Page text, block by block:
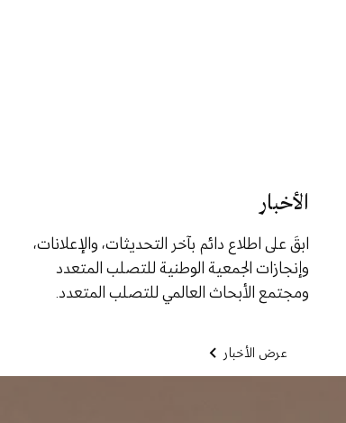
الأخبار
ابقَ على اطلاع دائم بآخر التحديثات، والإعلانات،
وإنجازات الجمعية الوطنية للتصلب المتعدد
ومجتمع الأبحاث العالمي للتصلب المتعدد.
عرض الأخبار